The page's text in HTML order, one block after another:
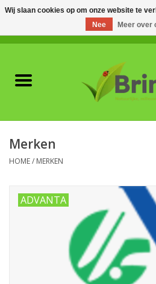
Plagen & Ziekten
Wildwering
Bodemverbeteraars
Merken
HOME/ MERKEN
ADVANTA
Wij slaan cookies op om onze website te
Nee
Meer over